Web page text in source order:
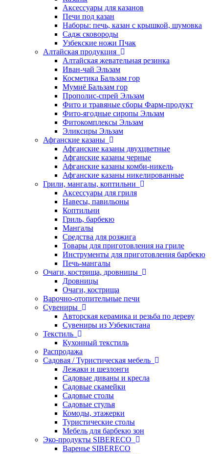
Аксессуары для казанов
Печи под казан
Наборы: печь, казан с крышкой, шумовка
Садж сковороды
Узбекские ножи Пчак
Алтайская продукция
Алтайская жевательная резинка
Иван-чай Эльзам
Косметика Бальзам гор
Мумиё Бальзам гор
Прополис-спрей Эльзам
Фито и травяные сборы Фарм-продукт
Фито-ягодные сиропы Эльзам
Фитокомплексы Эльзам
Эликсиры Эльзам
Афганские казаны
Афганские казаны двухцветные
Афганские казаны черные
Афганские казаны комби-никель
Афганские казаны никелированные
Грили, мангалы, коптильни
Аксессуары для гриля
Навесы, павильоны
Коптильни
Гриль, барбекю
Мангалы
Средства для розжига
Товары для приготовления на гриле
Инструменты для приготовления барбекю
Печь-мангалы
Очаги, кострища, дровницы
Дровницы
Очаги, кострища
Варочно-отопительные печи
Сувениры
Авторская керамика и резьба по дереву
Сувениры из Узбекистана
Текстиль
Кухонный текстиль
Распродажа
Садовая / Туристическая мебель
Лежаки и шезлонги
Садовые диваны и кресла
Садовые скамейки
Садовые столы
Садовые стулья
Комоды, этажерки
Туристические столы
Мебель для барбекю зон
Эко-продукты SIBERECO
Варенье SIBERECO